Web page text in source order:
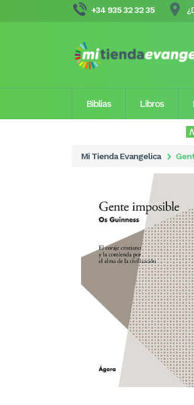
+34 935 32 32 35
Biblias Libros
Mi Tienda Evangelica